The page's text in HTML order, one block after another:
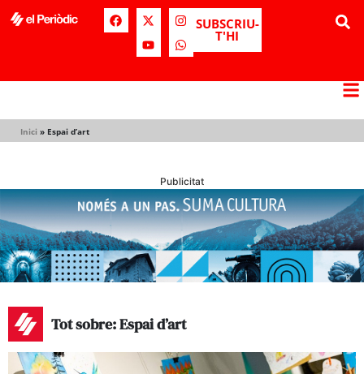
SUBSCRIU-
T'HI
Inici » Espai d’art
Publicitat
Tot sobre: Espai d’art